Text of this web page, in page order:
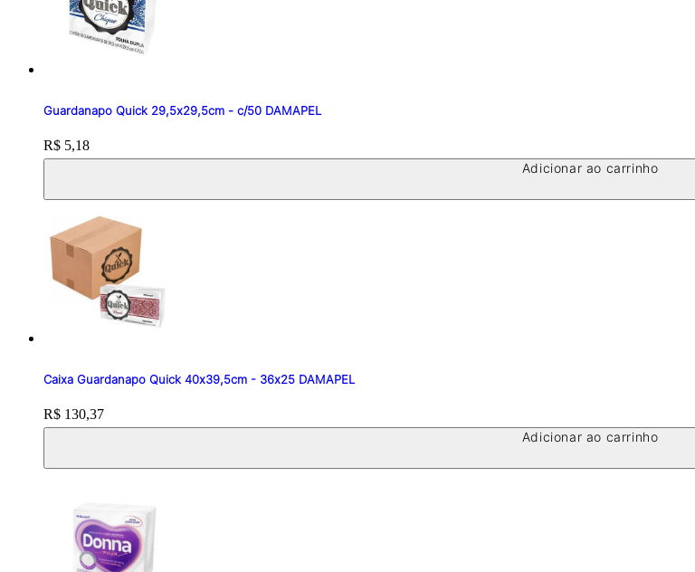
Guardanapo Quick 29,5x29,5cm - c/50 DAMAPEL
Price:
R$ 5,18
Adicionar ao carrinho
Caixa Guardanapo Quick 40x39,5cm - 36x25 DAMAPEL
Price:
R$ 130,37
Adicionar ao carrinho